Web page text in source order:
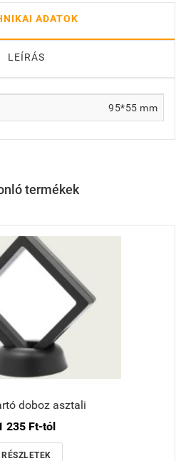
ADATOK
LEÍRÁS
95*55 mm
termékek
doboz asztali
235 Ft-tól
RÉSZLETEK